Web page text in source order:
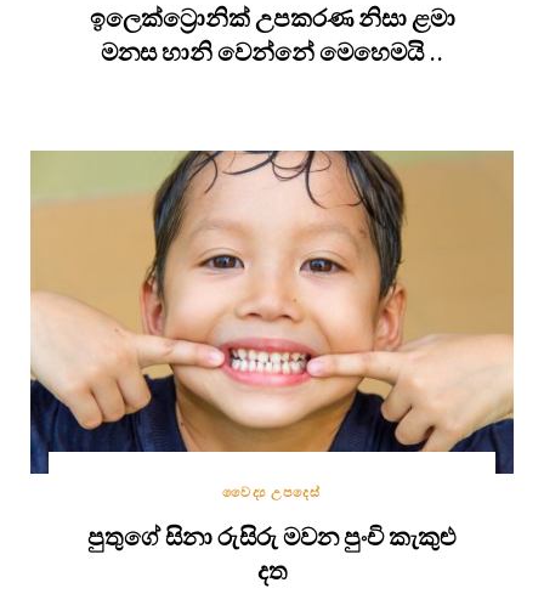
ඉලෙක්ට්‍රොනික් උපකරණ නිසා ළමා
මනස හානි වෙන්නේ මෙහෙමයි ..
වෛද්‍ය උපදෙස්
පුතුගේ සිනා රුසිරු මවන පුංචි කැකුළු
දත